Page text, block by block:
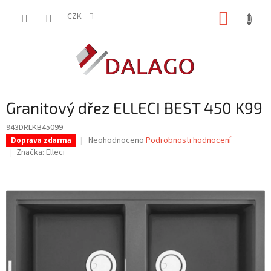
CZK
Granitový dřez ELLECI BEST 450 K99
943DRLKB45099
Doprava zdarma
Průměrné
z
5
hvězdiček.
Neohodnoceno Podrobnosti hodnocení
Značka: Elleci